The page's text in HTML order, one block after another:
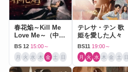
春花焔～Kill Me
Love Me～（中国
ドラマ）
BS 12 15:00～
月 火 水 木 金 土 日
テレサ・テン 歌
姫を愛した人々
BS11 19:00～
月 火 水 木 金 土 日